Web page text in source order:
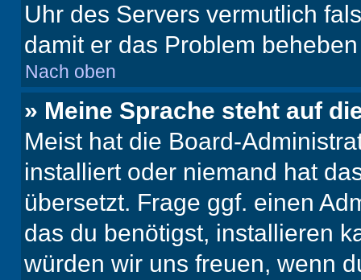
Uhr des Servers vermutlich
damit er das Problem
Nach oben
» Meine Sprache steht auf
Meist hat die Board-
installiert oder niemand hat
übersetzt. Frage ggf. einen
das du benötigst, installieren
würden wir uns freuen, wenn